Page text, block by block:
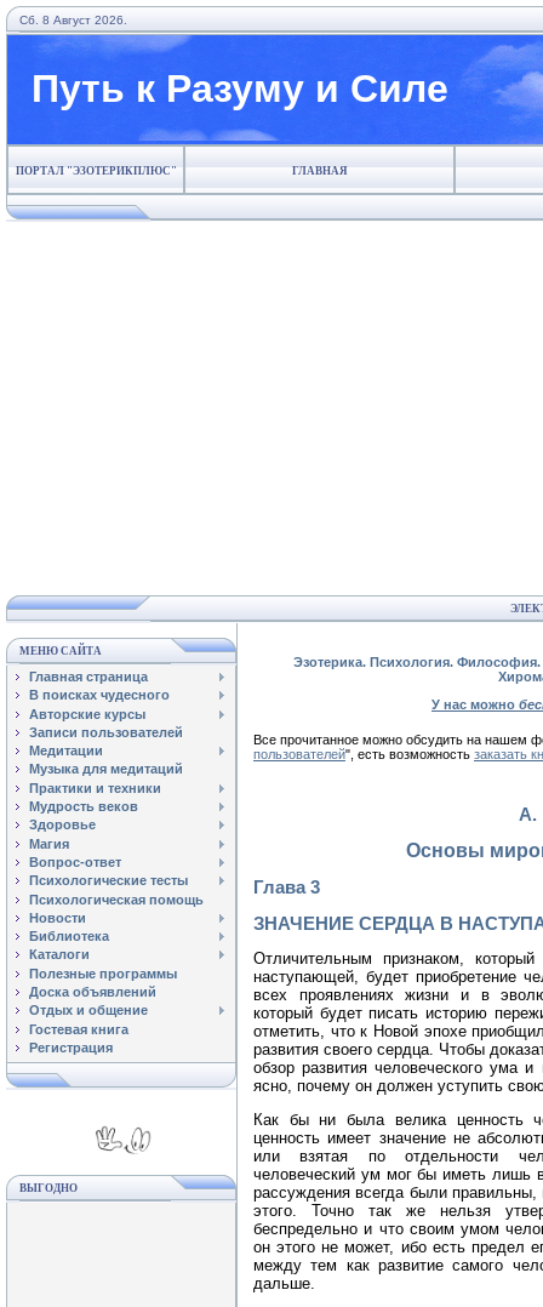
Сб. 8 Август 2026.
Путь к Разуму и Силе
ПОРТАЛ "ЭЗОТЕРИКПЛЮС" ГЛАВНАЯ
МЕНЮ САЙТА
Главная страница
В поисках чудесного
Авторские курсы
Записи пользователей
Медитации
Музыка для медитаций
Практики и техники
Мудрость веков
Здоровье
Магия
Вопрос-ответ
Психологические тесты
Психологическая помощь
Новости
Библиотека
Каталоги
Полезные программы
Доска объявлений
Отдых и общение
Гостевая книга
Регистрация
ВЫГОДНО
Эзотерика. Психология.
У нас можно
Все прочитанное можно обсудить на нашем
пользователей", есть возможность заказать
А.
Основы
Глава 3
ЗНАЧЕНИЕ СЕРДЦА В
Отличительным признаком,
наступающей, будет приобретение
всех проявлениях жизни и в
который будет писать историю
отметить, что к Новой эпохе
развития своего сердца. Чтобы
обзор развития человеческого ума
ясно, почему он должен уступить
Как бы ни была велика ценность
ценность имеет значение не
или взятая по отдельности
человеческий ум мог бы иметь лишь
рассуждения всегда были
этого. Точно так же нельзя
беспредельно и что своим умом
он этого не может, ибо есть предел
между тем как развитие самого
дальше.